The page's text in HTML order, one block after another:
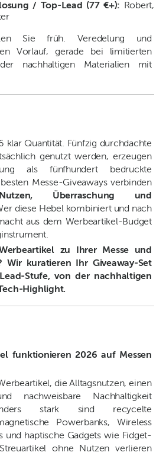
/ Top-Lead (77 €+): Robert,
Sie früh. Veredelung und
Vorlauf, gerade bei limitierten
nachhaltigen Materialien mit
klar Quantität. Fünfzig durchdachte
genutzt werden, erzeugen
als fünfhundert bedruckte
Messe-Giveaways verbinden
Nutzen, Überraschung und
diese Hebel kombiniert und nach
aus dem Werbeartikel-Budget
zu Ihrer Messe und
Wir kuratieren Ihr Giveaway-Set
Stufe, von der nachhaltigen
Highlight.
funktionieren 2026 auf Messen
die Alltagsnutzen, einen
nachweisbare Nachhaltigkeit
stark sind recycelte
Powerbanks, Wireless
und haptische Gadgets wie Fidget-
ohne Nutzen verlieren